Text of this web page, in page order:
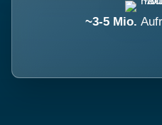
~3-5 Mio.